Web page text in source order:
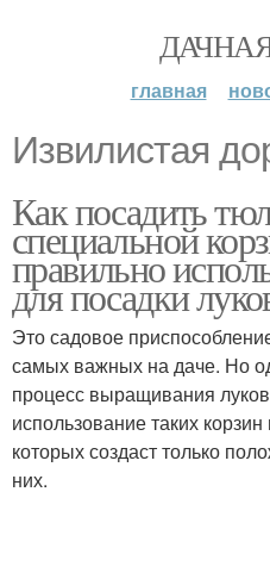
главная
Извилистая
Как посадить
специальной
правильно
для посадки
Это садовое
самых важных на даче. Но
процесс выращивания
использование таких
которых создаст только
них.